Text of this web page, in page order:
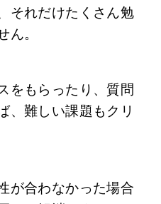
それだけたくさん勉
ん。
をもらったり、質問
、難しい課題もクリ
が合わなかった場合